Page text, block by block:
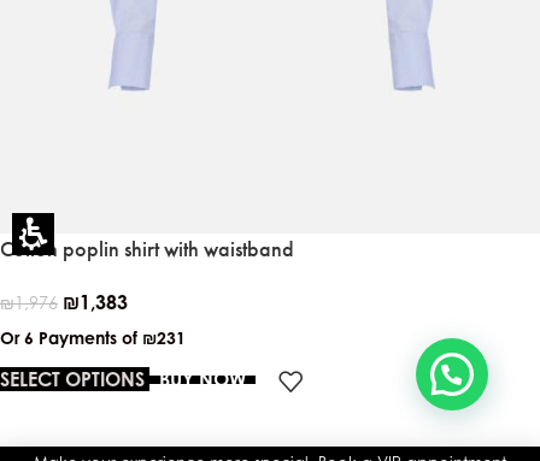
Cotton poplin shirt with waistband
₪1,976 ₪1,383
Or 6 Payments of ₪231
SELECT OPTIONS BUY NOW
, ברוכה הבאה ל-ELEGANZA -
have